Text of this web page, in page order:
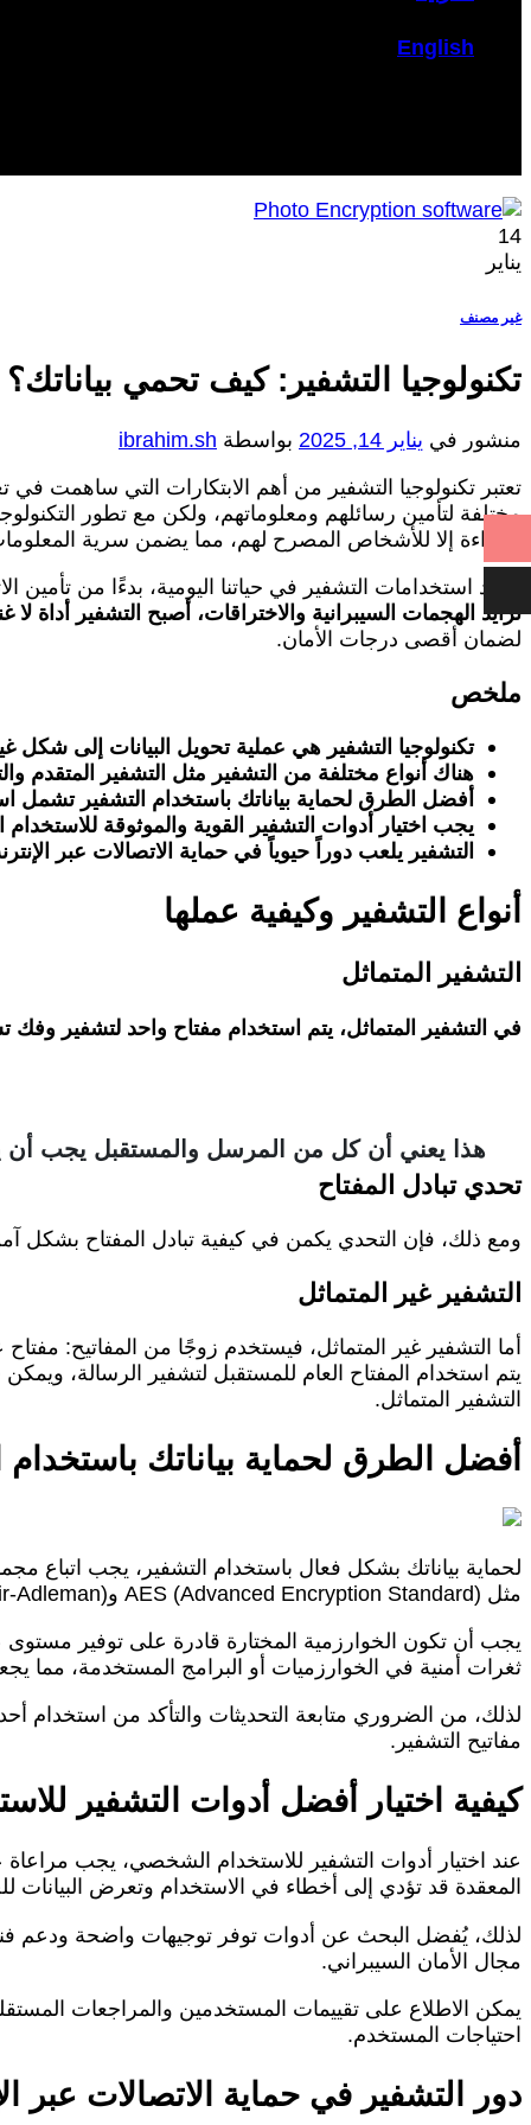
English
14
يناير
غير مصنف
تكنولوجيا التشفير: كيف تحمي بياناتك؟
منشور في يناير 14, 2025 بواسطة ibrahim.sh
تعتبر تكنولوجيا التشفير من أهم الابتكارات التي ساهمت
مختلفة لتأمين رسائلهم ومعلوماتهم، ولكن مع تطور
للقراءة إلا للأشخاص المصرح لهم، مما يضمن سرية
تتعدد استخدامات التشفير في حياتنا اليومية، بدءًا من
تزايد الهجمات السيبرانية والاختراقات، أصبح التشفير أداة
لضمان أقصى درجات الأمان.
ملخص
تكنولوجيا التشفير هي عملية تحويل البيانات إلى شكل
هناك أنواع مختلفة من التشفير مثل التشفير المتقدم
أفضل الطرق لحماية بياناتك باستخدام التشفير تشمل
يجب اختيار أدوات التشفير القوية والموثوقة
التشفير يلعب دوراً حيوياً في حماية الاتصالات عبر
أنواع التشفير وكيفية عملها
التشفير المتماثل
في التشفير المتماثل، يتم استخدام مفتاح واحد لتشفير وفك
هذا يعني أن كل من المرسل والمستقبل يجب أن
تحدي تبادل المفتاح
ومع ذلك، فإن التحدي يكمن في كيفية تبادل المفتاح
التشفير غير المتماثل
أما التشفير غير المتماثل، فيستخدم زوجًا من المفاتيح:
يتم استخدام المفتاح العام للمستقبل لتشفير الرسالة،
التشفير المتماثل.
أفضل الطرق لحماية بياناتك باستخدام
لحماية بياناتك بشكل فعال باستخدام التشفير، يجب اتباع
مثل AES (Advanced Encryption Standard) وRSA (Rivest-Shamir-Adleman)، والتي تعتبر من بين الأكثر أمانًا.
يجب أن تكون الخوارزمية المختارة قادرة على توفير مستوى
ثغرات أمنية في الخوارزميات أو البرامج المستخدمة، مما
لذلك، من الضروري متابعة التحديثات والتأكد من
مفاتيح التشفير.
كيفية اختيار أفضل أدوات التشفير
عند اختيار أدوات التشفير للاستخدام الشخصي، يجب
المعقدة قد تؤدي إلى أخطاء في الاستخدام وتعرض البيانات
لذلك، يُفضل البحث عن أدوات توفر توجيهات واضحة ودعم
مجال الأمان السيبراني.
يمكن الاطلاع على تقييمات المستخدمين والمراجعات
احتياجات المستخدم.
دور التشفير في حماية الاتصالات عبر